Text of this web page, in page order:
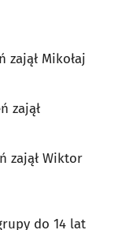
zajął Mikołaj
zajął
zajął Wiktor
do 14 lat